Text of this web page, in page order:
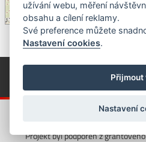
©OpenStreetMapcontributors.
© Píseckem / Kalendárium (Změna
© 2018 - 2026 Realizace a
Projekt byl podpořen z
užívání webu, měření
obsahu a cílení reklamy.
Své preference můžete
Nastavení cookies.
Přijmout
Nastavení